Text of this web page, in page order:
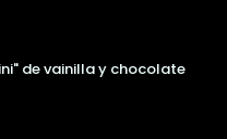
de vainilla y chocolate